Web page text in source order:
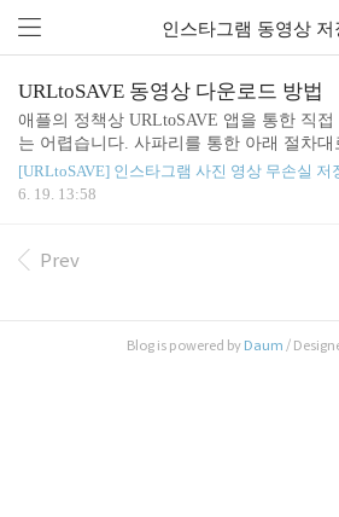
인스타그램 동영상 저
URLtoSAVE 동영상 다운로드 방법
애플의 정책상 URLtoSAVE 앱을 통한 직접
는 어렵습니다. 사파리를 통한 아래 절차대
아보세요. [URLtoSAVE 동영상 다운로드 방
pbox 설치: https://goo.gl/ZEMc3c2. Dropbox
리 앱에서 하단 공유 버튼 클릭 (자동으로
로 넘기면 "기타" 버튼 클릭하시면
[URLtoSAVE] 인스타그램 사진 영상 무손실 저
6. 19. 13:58
Prev
Blog is powered by Daum /